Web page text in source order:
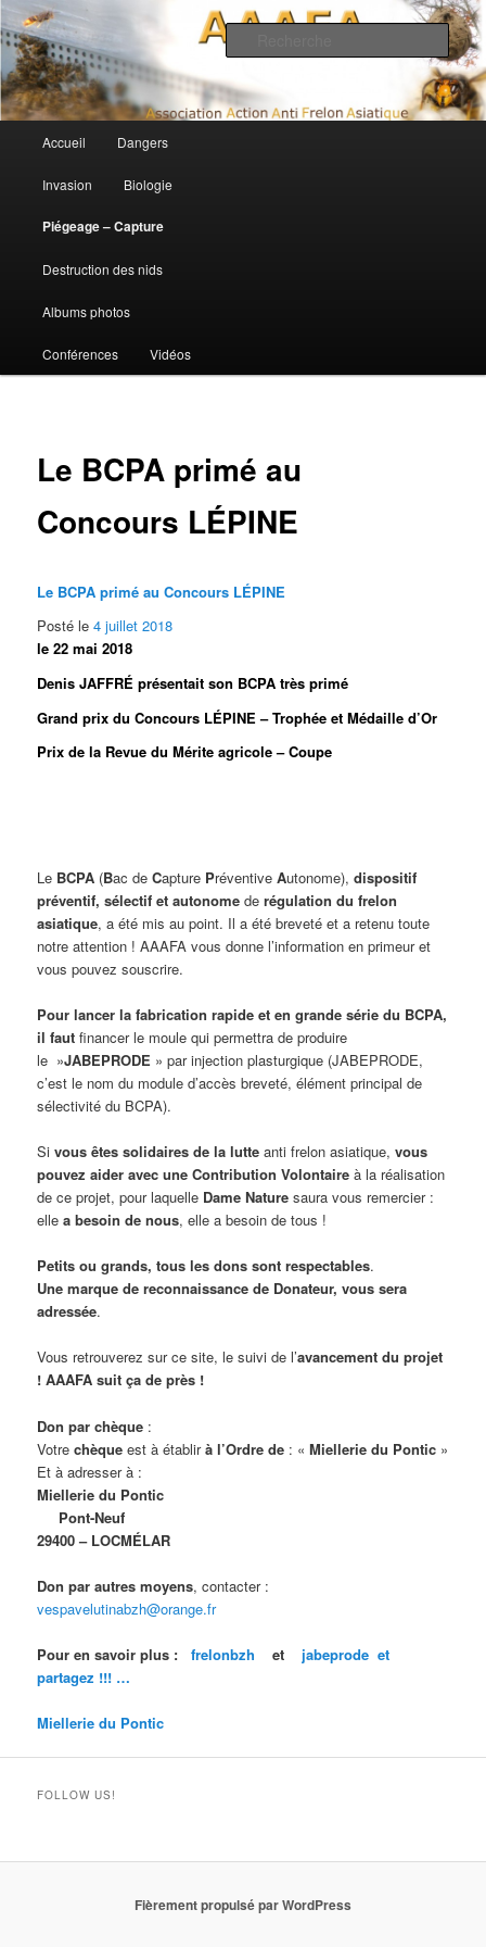
AAAFA
Association Action Anti Frelon Asiatique
Aller au contenu principal
Aller au contenu secondaire
Accueil Dangers
Invasion Biologie
Piégeage – Capture
Destruction des nids
Albums photos
Conférences Vidéos
Le BCPA primé au
Concours LÉPINE
Le BCPA primé au Concours LÉPINE
Posté le4 juillet 2018
le 22 mai 2018
Denis JAFFRÉ présentait son BCPA très primé
Grand prix du Concours LÉPINE – Trophée et Médaille d’Or
Prix de la Revue du Mérite agricole – Coupe
Le BCPA (Bac deCapture PréventiveAutonome),dispositif
préventif,sélectif etautonome derégulation du frelon
asiatique, a été mis au point. Il a été breveté et a retenu toute
notre attention ! AAAFA vous donne l’information en primeur et
vous pouvez souscrire.
Pour lancer la fabrication rapide et en grande série du BCPA,
il fautfinancer le moule qui permettra de produire
le »JABEPRODE » par injection plasturgique (JABEPRODE,
c’est le nom du module d’accès breveté, élément principal de
sélectivité du BCPA).
Sivous êtes solidaires de la lutte anti frelon asiatique,vous
pouvez aider avec uneContribution Volontaire à la réalisation
de ce projet, pour laquelle Dame Nature saura vous remercier :
ellea besoin de nous, elle a besoin de tous !
Petits ou grands, tous les dons sont respectables.
Une marque de reconnaissance de Donateur, vous sera
adressée.
Vous retrouverez sur ce site, le suivi de l’avancement du projet
! AAAFA suit ça de près !
Don par chèque :
Votrechèque est à établirà l’Ordre de : «Miellerie du Pontic »
Et à adresser à :
Miellerie du Pontic
Pont-Neuf
29400 – LOCMÉLAR
Don par autres moyens, contacter :
vespavelutinabzh@orange.fr
Pour en savoir plus :frelonbzh et jabeprode et
partagez !!! …
Miellerie du Pontic
FOLLOW US!
Fièrement propulsé par WordPress